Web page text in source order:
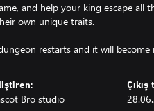
and help your king escape all
own unique traits.
restarts and it will become
Bro studio